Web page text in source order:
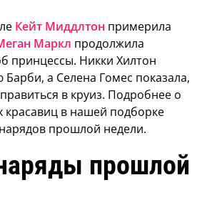
Кейт Миддлтон примерила
Маркл продолжила
принцессы. Никки Хилтон
Барби, а Селена Гомес показала,
в круиз. Подробнее о
красавиц в нашей подборке
прошлой недели.
прошлой